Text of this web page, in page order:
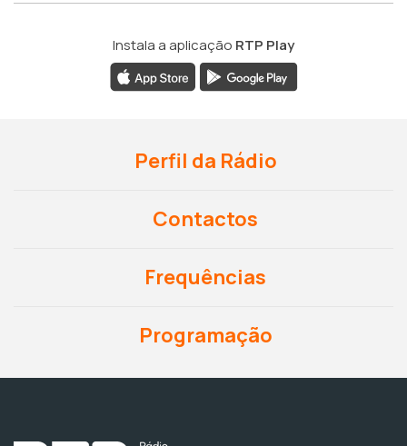
Instala a aplicação RTP Play
Perfil da Rádio
Contactos
Frequências
Programação